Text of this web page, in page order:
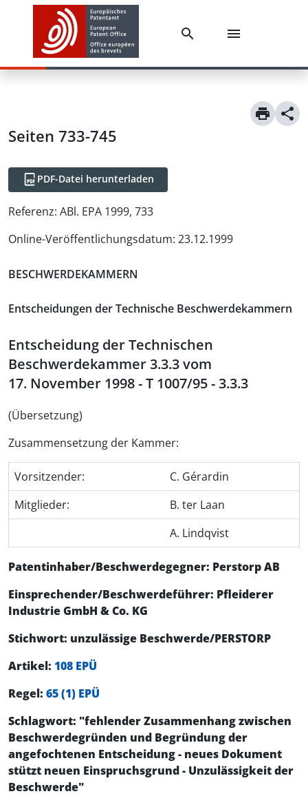
Seiten 733-745
PDF-Datei herunterladen
Referenz: ABl. EPA 1999, 733
Online-Veröffentlichungsdatum: 23.12.1999
BESCHWERDEKAMMERN
Entscheidungen der Technische Beschwerdekammern
Entscheidung der Technischen
Beschwerdekammer 3.3.3 vom
17. November 1998 - T 1007/95 - 3.3.3
(Übersetzung)
Zusammensetzung der Kammer:
Vorsitzender:
C. Gérardin
Mitglieder:
B. ter Laan
A. Lindqvist
Patentinhaber/Beschwerdegegner: Perstorp AB
Einsprechender/Beschwerdeführer: Pfleiderer
Industrie GmbH & Co. KG
Stichwort: unzulässige Beschwerde/PERSTORP
Artikel: 108 EPÜ
Regel: 65 (1) EPÜ
Schlagwort: "fehlender Zusammenhang zwischen
Beschwerdegründen und Begründung der
angefochtenen Entscheidung - neues Dokument
stützt neuen Einspruchsgrund - Unzulässigkeit der
Beschwerde"